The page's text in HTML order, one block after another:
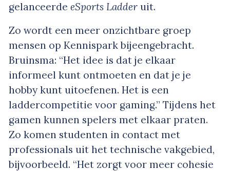
gelanceerde eSports Ladder uit.
Zo wordt een meer onzichtbare groep
mensen op Kennispark bijeengebracht.
Bruinsma: “Het idee is dat je elkaar
informeel kunt ontmoeten en dat je je
hobby kunt uitoefenen. Het is een
laddercompetitie voor gaming.” Tijdens het
gamen kunnen spelers met elkaar praten.
Zo komen studenten in contact met
professionals uit het technische vakgebied,
bijvoorbeeld. “Het zorgt voor meer cohesie